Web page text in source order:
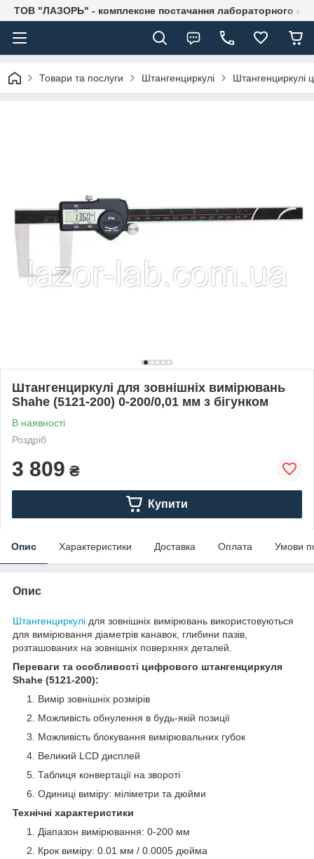
ТОВ "ЛАЗОРЬ" - комплексне постачання лабораторного
Товари та послуги Штангенциркулі Штангенциркулі
Штангенциркулі для зовнішніх вимірювань
Shahe (5121-200) 0-200/0,01 мм з бігунком
В наявності
Роздріб
3 809 ₴
Купити
Опис Характеристики Доставка Оплата Умови
Опис
Штангенциркулі для зовнішніх вимірювань використовуються
для вимірювання діаметрів канавок, глибини пазів,
розташованих на зовнішніх поверхнях деталей.
Переваги та особливості цифрового штангенциркуля
Shahe (5121-200):
Вимір зовнішніх розмірів
Можливість обнулення в будь-якій позиції
Можливість блокування вимірювальних губок
Великий LCD дисплей
Таблиця конвертації на звороті
Одиниці виміру: міліметри та дюйми
Технічні характеристики
Діапазон вимірювання: 0-200 мм
Крок виміру: 0.01 мм / 0.0005 дюйма